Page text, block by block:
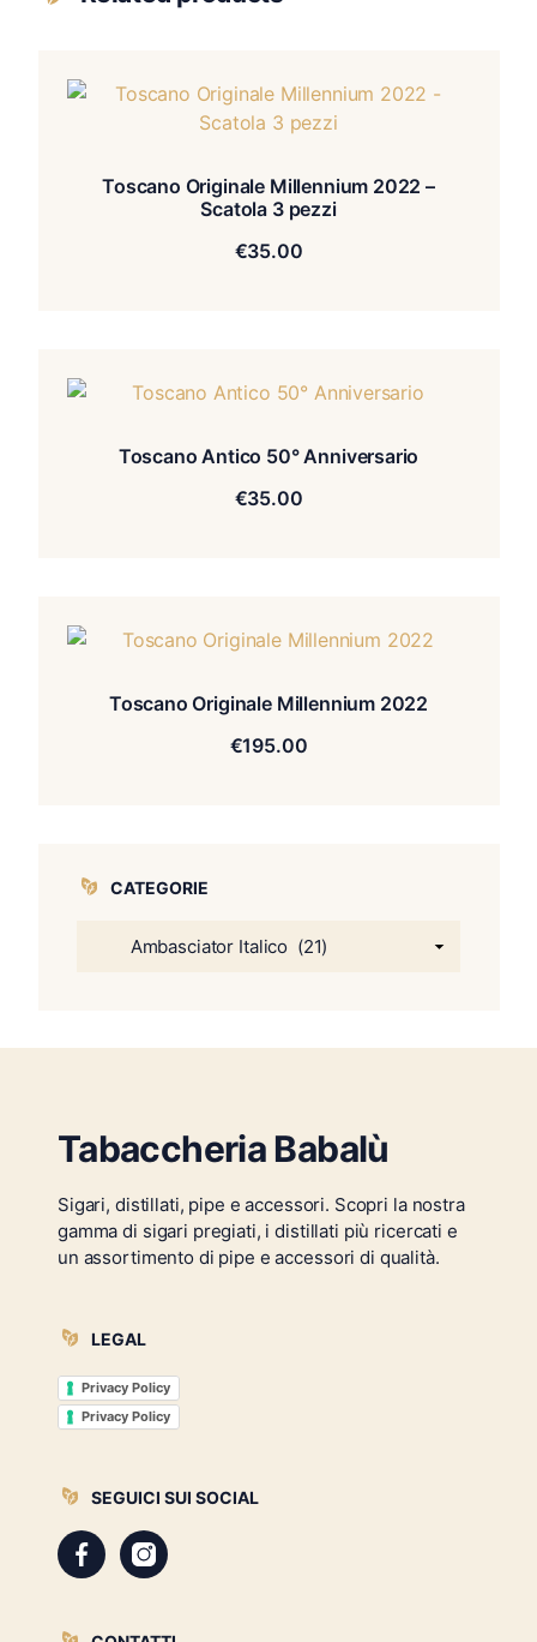
Toscano Originale Millennium 2022 –
Scatola 3 pezzi
€35.00
Toscano Antico 50° Anniversario
€35.00
Toscano Originale Millennium 2022
€195.00
CATEGORIE
Tabaccheria Babalù
Sigari, distillati, pipe e accessori. Scopri la nostra
gamma di sigari pregiati, i distillati più ricercati e
un assortimento di pipe e accessori di qualità.
LEGAL
Privacy Policy
Privacy Policy
SEGUICI SUI SOCIAL